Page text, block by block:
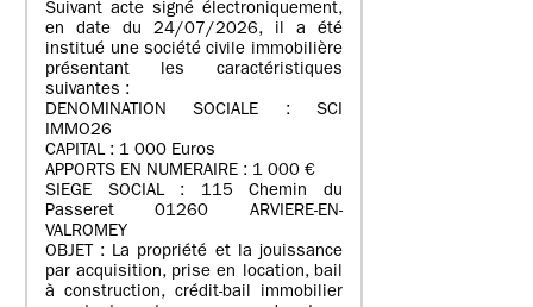
Suivant acte signé électroniquement,
en date du 24/07/2026, il a été
institué une société civile immobilière
présentant les caractéristiques
suivantes :
DENOMINATION SOCIALE : SCI
IMMO26
CAPITAL : 1 000 Euros
APPORTS EN NUMERAIRE : 1 000 €
SIEGE SOCIAL : 115 Chemin du
Passeret 01260 ARVIERE-EN-
VALROMEY
OBJET : La propriété et la jouissance
par acquisition, prise en location, bail
à construction, crédit-bail immobilier